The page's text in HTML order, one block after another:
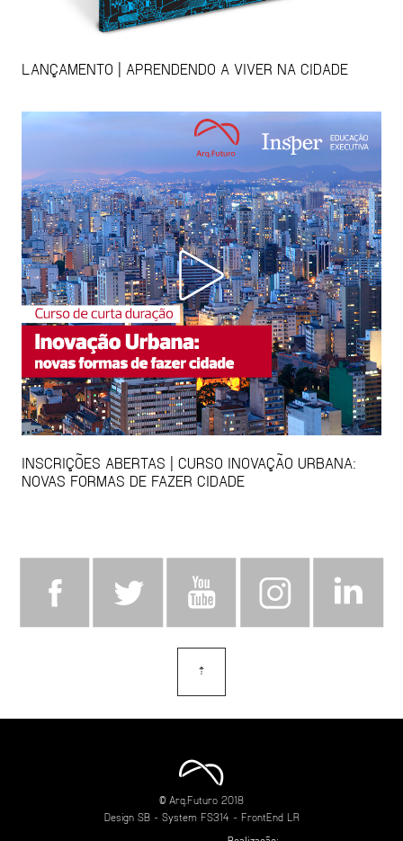
LANÇAMENTO | APRENDENDO A VIVER NA CIDADE
INSCRIÇÕES ABERTAS | CURSO INOVAÇÃO URBANA:
NOVAS FORMAS DE FAZER CIDADE
⇡
© Arq.Futuro 2018
Design SB- System FS314 - FrontEnd LR